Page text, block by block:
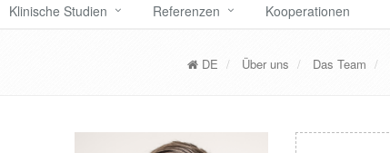
Klinische Studien Referenzen Kooperationen
DE Über uns Das Team